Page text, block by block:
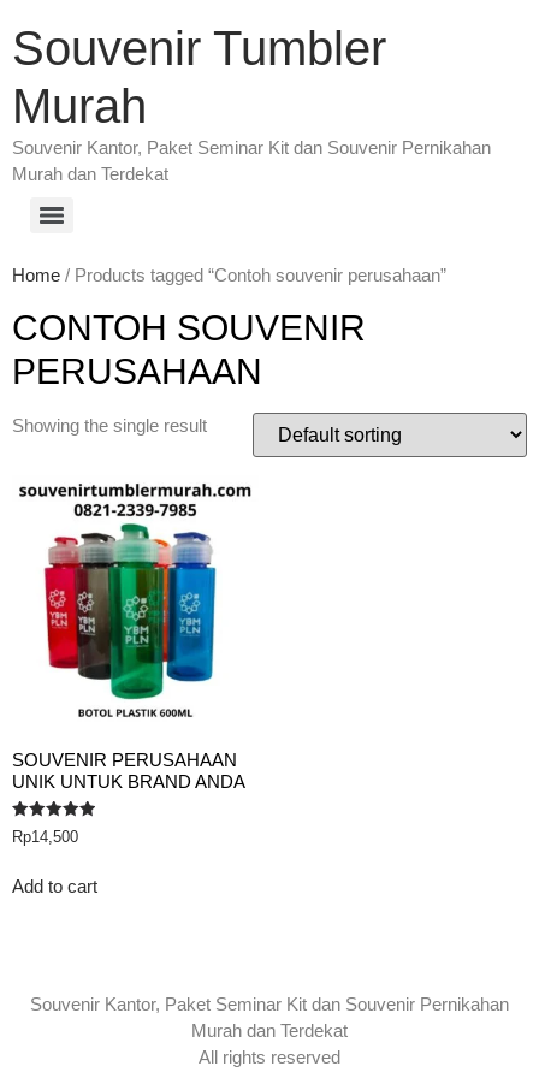
Souvenir Tumbler
Murah
Souvenir Kantor, Paket Seminar Kit dan Souvenir Pernikahan
Murah dan Terdekat
Home / Products tagged “Contoh souvenir perusahaan”
CONTOH SOUVENIR
PERUSAHAAN
Showing the single result
SOUVENIR PERUSAHAAN
UNIK UNTUK BRAND ANDA
Rated
5.00
Rp14,500
Add to cart
Souvenir Kantor, Paket Seminar Kit dan Souvenir Pernikahan
Murah dan Terdekat
All rights reserved